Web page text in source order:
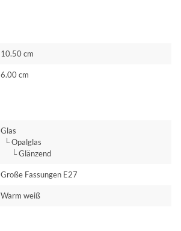
10.50 cm
6.00 cm
Glas
└ Opalglas
└ Glänzend
Große Fassungen E27
Warm weiß